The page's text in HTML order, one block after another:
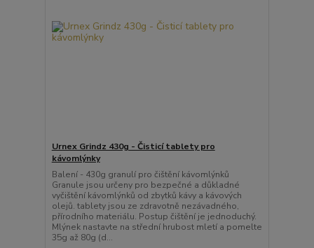
Urnex Grindz 430g - Čisticí tablety pro
kávomlýnky
Balení - 430g granulí pro čištění kávomlýnků
Granule jsou určeny pro bezpečné a důkladné
vyčištění kávomlýnků od zbytků kávy a kávových
olejů. tablety jsou ze zdravotně nezávadného,
přírodního materiálu. Postup čištění je jednoduchý.
Mlýnek nastavte na střední hrubost mletí a pomelte
35g až 80g (d...